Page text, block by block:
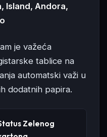
Island, Andora,
je važeća
tablice na
automatski važi u
dodatnih papira.
Zelenog